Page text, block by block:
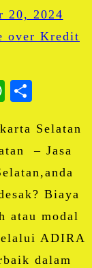
20, 2024
Selatan
– Jasa
Biaya
atau modal
ADIRA
dalam